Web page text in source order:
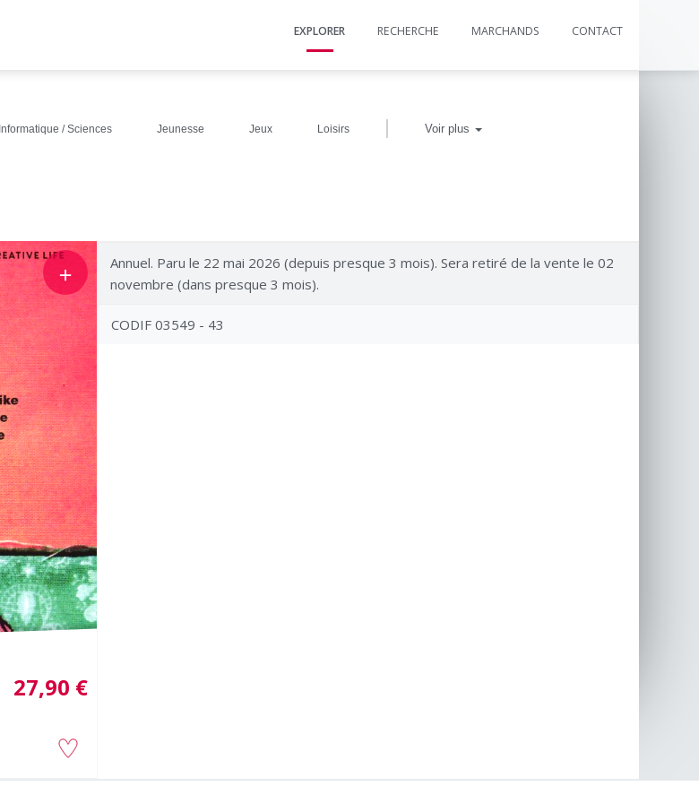
EXPLORER RECHERCHE MARCHANDS CONTACT
Informatique / Sciences Jeunesse Jeux Loisirs | Voir plus
＋
27,90 €
Annuel. Paru le 22 mai 2026 (depuis presque 3 mois). Sera retiré de la vente le 02
novembre (dans presque 3 mois).
CODIF 03549 - 43